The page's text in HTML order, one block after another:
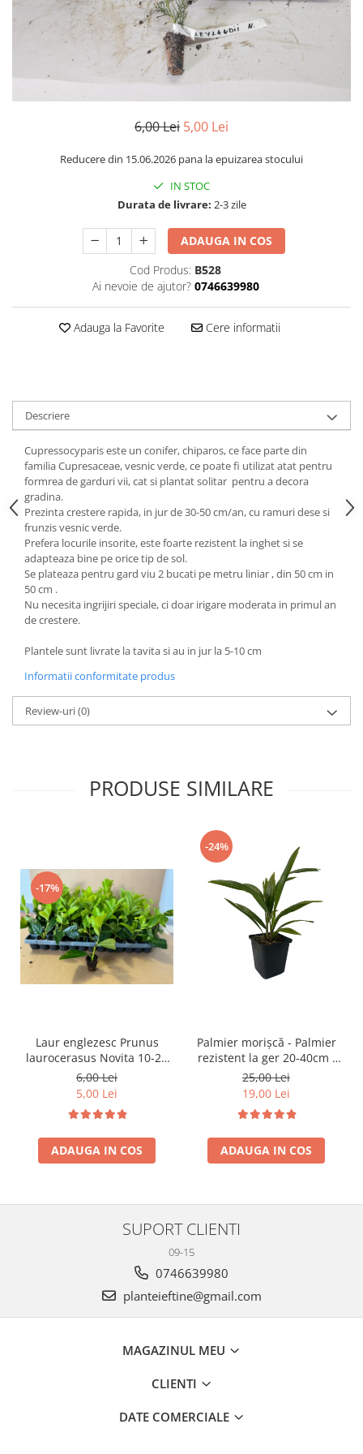
6,00 Lei 5,00 Lei
Reducere din 15.06.2026 pana la epuizarea stocului
IN STOC
Durata de livrare: 2-3 zile
ADAUGA IN COS
Cod Produs: B528
Ai nevoie de ajutor? 0746639980
Adauga la Favorite Cere informatii
Descriere
Cupressocyparis este un conifer, chiparos, ce face parte din
familia Cupresaceae, vesnic verde, ce poate fi utilizat atat pentru
formrea de garduri vii, cat si plantat solitar pentru a decora
gradina.
Prezinta crestere rapida, in jur de 30-50 cm/an, cu ramuri dese si
frunzis vesnic verde.
Prefera locurile insorite, este foarte rezistent la inghet si se
adapteaza bine pe orice tip de sol.
Se plateaza pentru gard viu 2 bucati pe metru liniar , din 50 cm in
50 cm .
Nu necesita ingrijiri speciale, ci doar irigare moderata in primul an
de crestere.
Plantele sunt livrate la tavita si au in jur la 5-10 cm
Informatii conformitate produs
Review-uri(0)
PRODUSE SIMILARE
-17%
Laur englezesc Prunus
laurocerasus Novita 10-20
cm
6,00 Lei
5,00 Lei
ADAUGA IN COS
-24%
Palmier morișcă - Palmier
rezistent la ger 20-40cm (
Trachycarpus fortunei )
25,00 Lei
19,00 Lei
ADAUGA IN COS
SUPORT CLIENTI
09-15
0746639980
planteieftine@gmail.com
MAGAZINUL MEU
CLIENTI
DATE COMERCIALE